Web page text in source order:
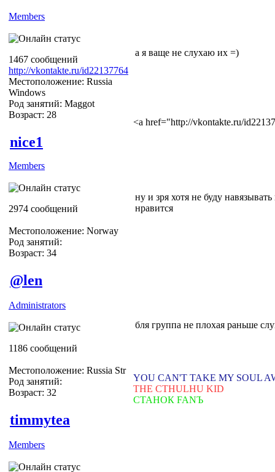
Members
1467 сообщений
http://vkontakte.ru/id22137764
Местоположение: Russia
Windows
Род занятий: Maggot
Возраст: 28
а я ваще не слухаю их =)
<a href="http://vkontakte.ru/
nice1
Members
2974 сообщений
Местоположение: Norway
Род занятий:
Возраст: 34
ну и зря хотя не буду
нравится
@len
Administrators
1186 сообщений
Местоположение: Russia Str
Род занятий:
Возраст: 32
бля группа не плохая раньше
YOU CAN'T TAKE MY SOUL
THE CTHULHU KID
СТАНОК FANЪ
timmytea
Members